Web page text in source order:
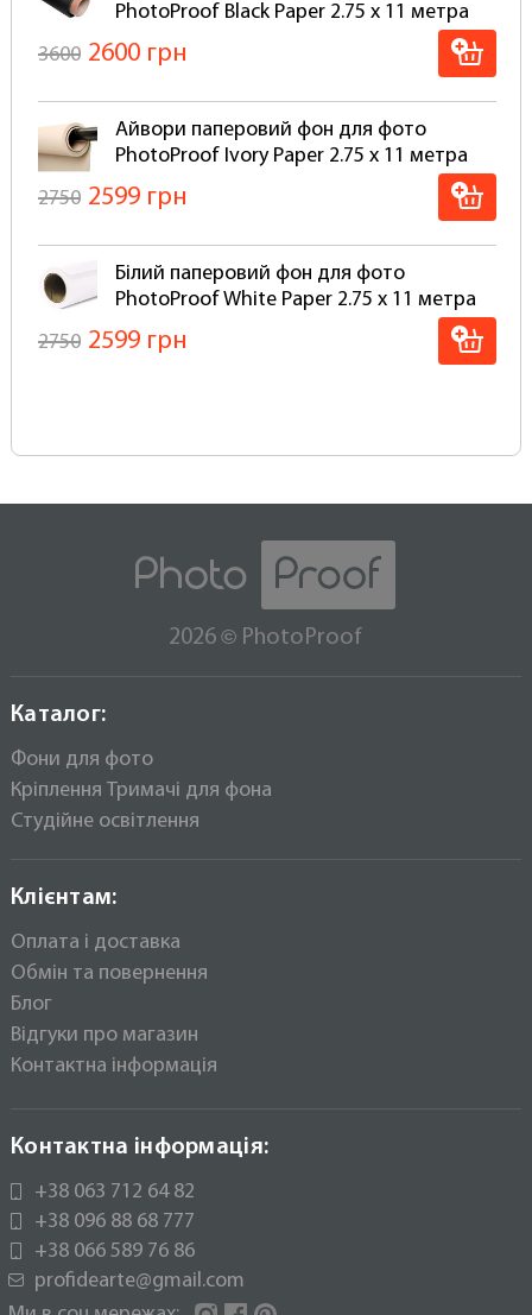
Доступна ціна: Паперові фони продаються у
вигляді довгих рулонів, яких вистачає
надовго. Ви можете вибрати фон потрібного
кольору та розміру, і при цьому не
переплатити.
PhotoProof Black Paper 2.75 x 11 метра
3600 2600 грн
Айвори паперовий фон для фото
PhotoProof Ivory Paper 2.75 x 11 метра
2750 2599 грн
Білий паперовий фон для фото
PhotoProof White Paper 2.75 x 11 метра
2750 2599 грн
2026© PhotoProof
Каталог:
Фони для фото
Кріплення Тримачі для фона
Студійне освітлення
Клієнтам:
Оплата і доставка
Обмін та повернення
Блог
Відгуки про магазин
Контактна інформація
Контактна інформація:
+38 063 712 64 82
+38 096 88 68 777
+38 066 589 76 86
profidearte@gmail.com